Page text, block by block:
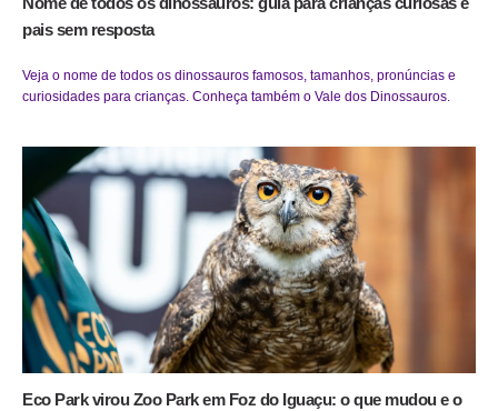
pais sem resposta
Veja o nome de todos os dinossauros famosos, tamanhos, pronúncias e
curiosidades para crianças. Conheça também o Vale dos Dinossauros.
Eco Park virou Zoo Park em Foz do Iguaçu: o que mudou e o